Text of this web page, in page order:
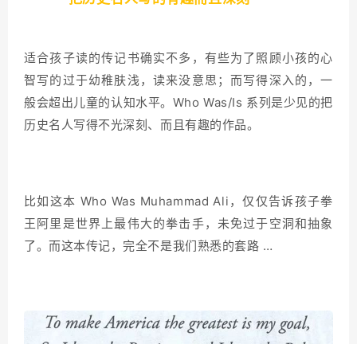
适合孩子读的传记书确实不多，有些为了照顾小孩的心
智写的过于幼稚肤浅，读来没意思；而写得深入的，一
般会超出儿童的认知水平。Who Was/Is 系列是少见的把
历史名人写得不光深刻、而且有趣的作品。
比如这本 Who Was Muhammad Ali，仅仅告诉孩子拳
王阿里是世界上最伟大的拳击手，未免过于空洞和抽象
了。而这本传记，完全不是我们熟悉的套路 …